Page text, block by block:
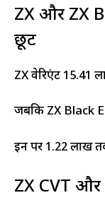
ZX और ZX
छूट
ZX वेरिएंट
जबकि ZX Black
इन पर ₹1.22
ZX CVT और